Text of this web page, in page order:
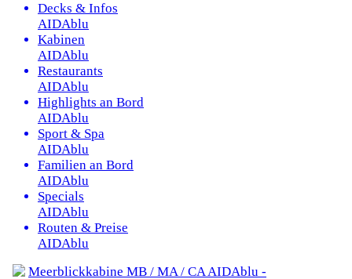
Decks & Infos
AIDAblu
Kabinen
AIDAblu
Restaurants
AIDAblu
Highlights an Bord
AIDAblu
Sport & Spa
AIDAblu
Familien an Bord
AIDAblu
Specials
AIDAblu
Routen & Preise
AIDAblu